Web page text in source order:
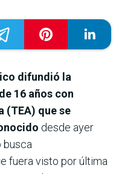
difundió la
16 años con
(TEA) que se
desde ayer
busca
fuera visto por última